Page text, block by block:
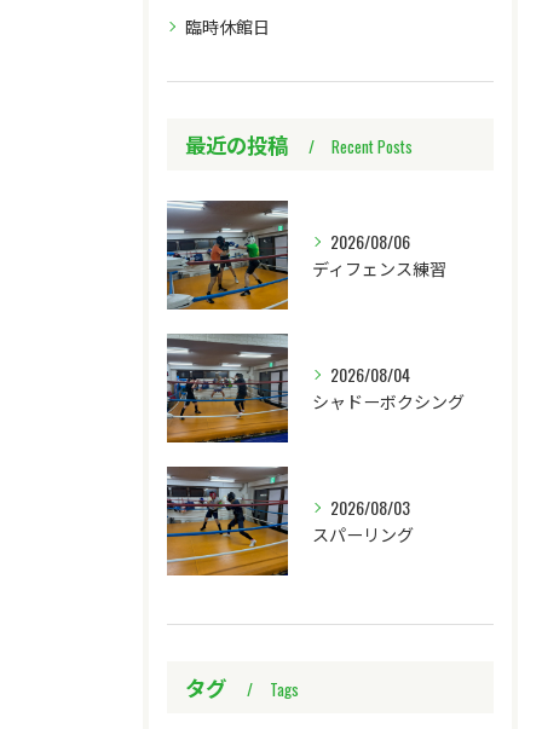
臨時休館日
最近の投稿 Recent Posts
2026/08/06
ディフェンス練習
2026/08/04
シャドーボクシング
2026/08/03
スパーリング
タグ Tags